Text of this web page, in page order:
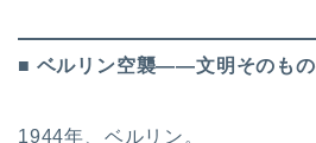
■ ベルリン空襲――文明そのもの
1944年、ベルリン。